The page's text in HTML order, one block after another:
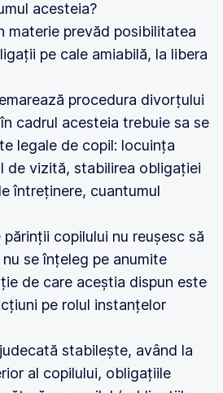
acesteia?
materie prevăd posibilitatea
pe cale amiabilă, la libera
procedura divorțului
cadrul acesteia trebuie sa se
legale de copil: locuința
de vizită, stabilirea obligației
întreținere, cuantumul
copilului nu reușesc să
se înțeleg pe anumite
de care aceștia dispun este
pe rolul instanțelor
stabilește, având la
al copilului, obligațiile